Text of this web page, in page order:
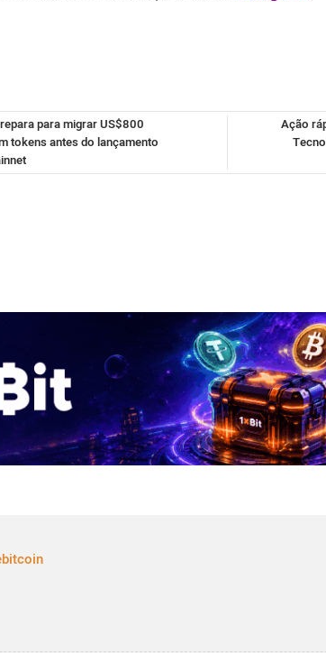
Ação
para migrar US$800
tokens antes do lançamento